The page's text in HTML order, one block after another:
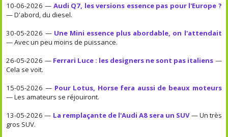
10-06-2026 — Audi Q7, les versions essence pas pour l'Europe ?
— D'abord, du diesel.
30-05-2026 — Une Mini essence plus abordable, on l'attendait
— Avec un peu moins de puissance.
26-05-2026 — Ferrari Luce : les designers ne sont pas italiens —
Cela se voit.
15-05-2026 — Pour Lotus, Horse fera aussi de beaux moteurs
— Les amateurs se réjouiront.
13-05-2026 — La remplaçante de l'Audi A8 sera un SUV— Un très
gros SUV.